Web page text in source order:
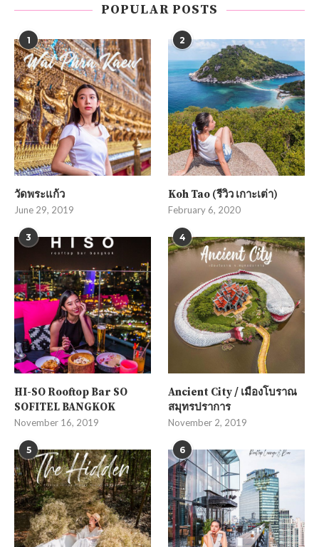
POPULAR POSTS
1
วัดพระแก้ว
June 29, 2019
2
Koh Tao (รีวิว เกาะเต่า)
February 6, 2020
3
HI-SO Rooftop Bar SO
SOFITEL BANGKOK
November 16, 2019
4
Ancient City / เมืองโบราณ
สมุทรปราการ
November 2, 2019
5 6